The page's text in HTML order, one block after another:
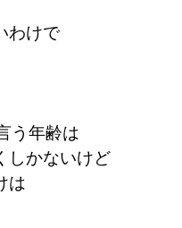
わけで
う年齢は
しかないけど
は